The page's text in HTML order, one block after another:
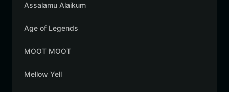
Assalamu Alaikum
Age of Legends
MOOT MOOT
Mellow Yell